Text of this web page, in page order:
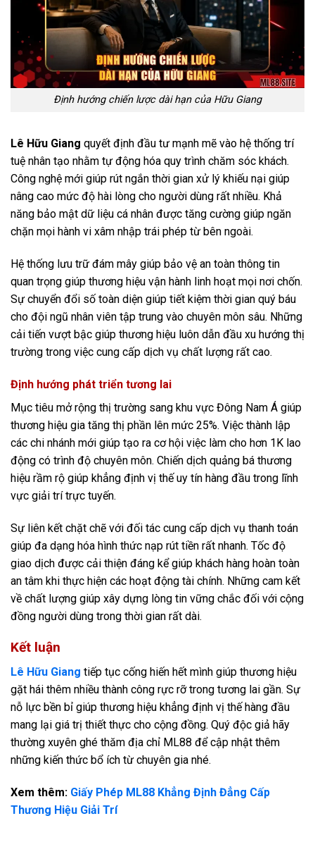
Định hướng chiến lược dài hạn của Hữu Giang
Lê Hữu Giang quyết định đầu tư mạnh mẽ vào hệ thống trí
tuệ nhân tạo nhằm tự động hóa quy trình chăm sóc khách.
Công nghệ mới giúp rút ngắn thời gian xử lý khiếu nại giúp
nâng cao mức độ hài lòng cho người dùng rất nhiều. Khả
năng bảo mật dữ liệu cá nhân được tăng cường giúp ngăn
chặn mọi hành vi xâm nhập trái phép từ bên ngoài.
Hệ thống lưu trữ đám mây giúp bảo vệ an toàn thông tin
quan trọng giúp thương hiệu vận hành linh hoạt mọi nơi chốn.
Sự chuyển đổi số toàn diện giúp tiết kiệm thời gian quý báu
cho đội ngũ nhân viên tập trung vào chuyên môn sâu. Những
cải tiến vượt bậc giúp thương hiệu luôn dẫn đầu xu hướng thị
trường trong việc cung cấp dịch vụ chất lượng rất cao.
Định hướng phát triển tương lai
Mục tiêu mở rộng thị trường sang khu vực Đông Nam Á giúp
thương hiệu gia tăng thị phần lên mức 25%. Việc thành lập
các chi nhánh mới giúp tạo ra cơ hội việc làm cho hơn 1K lao
động có trình độ chuyên môn. Chiến dịch quảng bá thương
hiệu rầm rộ giúp khẳng định vị thế uy tín hàng đầu trong lĩnh
vực giải trí trực tuyến.
Sự liên kết chặt chẽ với đối tác cung cấp dịch vụ thanh toán
giúp đa dạng hóa hình thức nạp rút tiền rất nhanh. Tốc độ
giao dịch được cải thiện đáng kể giúp khách hàng hoàn toàn
an tâm khi thực hiện các hoạt động tài chính. Những cam kết
về chất lượng giúp xây dựng lòng tin vững chắc đối với cộng
đồng người dùng trong thời gian rất dài.
Kết luận
Lê Hữu Giang tiếp tục cống hiến hết mình giúp thương hiệu
gặt hái thêm nhiều thành công rực rỡ trong tương lai gần. Sự
nỗ lực bền bỉ giúp thương hiệu khẳng định vị thế hàng đầu
mang lại giá trị thiết thực cho cộng đồng. Quý độc giả hãy
thường xuyên ghé thăm địa chỉ ML88 để cập nhật thêm
những kiến thức bổ ích từ chuyên gia nhé.
Xem thêm: Giấy Phép ML88 Khẳng Định Đẳng Cấp
Thương Hiệu Giải Trí